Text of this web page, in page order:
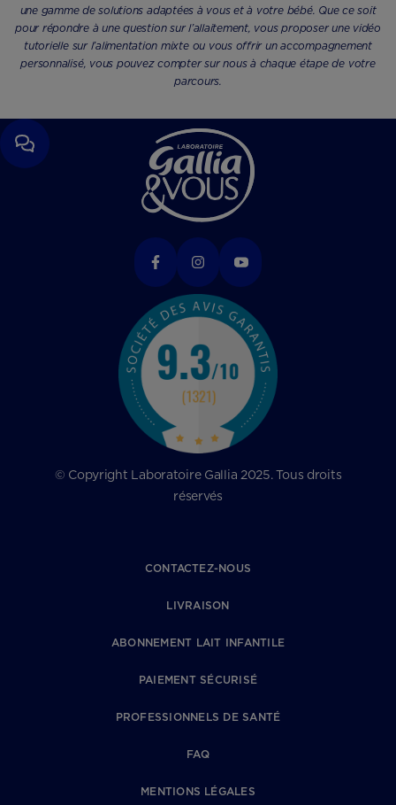
une gamme de solutions adaptées à vous et à votre bébé. Que ce soit
pour répondre à une question sur l’allaitement, vous proposer une vidéo
tutorielle sur l’alimentation mixte ou vous offrir un accompagnement
personnalisé, vous pouvez compter sur nous à chaque étape de votre
parcours.
© Copyright Laboratoire Gallia 2025. Tous droits
réservés
CONTACTEZ-NOUS
LIVRAISON
ABONNEMENT LAIT INFANTILE
PAIEMENT SÉCURISÉ
PROFESSIONNELS DE SANTÉ
FAQ
MENTIONS LÉGALES